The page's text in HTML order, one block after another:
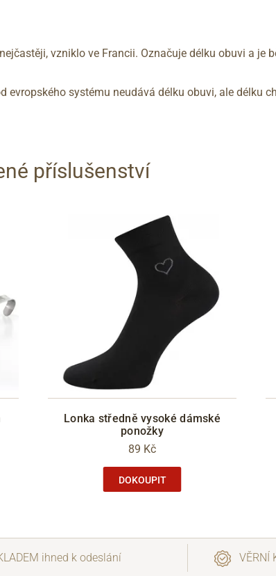
vzniklo ve Francii. Označuje délku obuvi a je
evropského systému neudává délku obuvi, ale délku
příslušenství
Lonka středně vysoké dámské
ponožky
89 Kč
DOKOUPIT
ihned k odeslání VĚRNÍ